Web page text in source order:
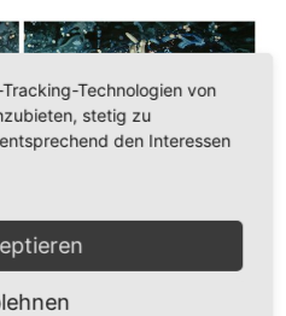
Technologien von
stetig zu
den Interessen